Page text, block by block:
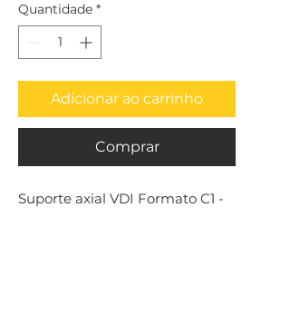
Quantidade *
Adicionar ao carrinho
Comprar
Suporte axial VDI Formato C1 -